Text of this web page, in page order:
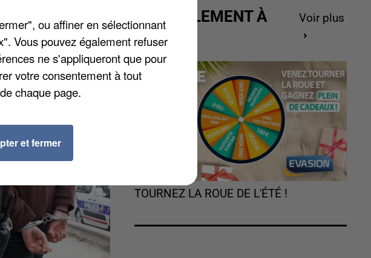
Sèvres (Hauts-de-
la dernière fois
à témoin ces
décès, et le corps
en mesure de
ACTUELLEMENT À
GAGNER
Voir plus
TOURNEZ LA ROUE DE L'ÉTÉ !
ou affiner en sélectionnant
Vous pouvez également refuser
ne s'appliqueront que pour
votre consentement à tout
chaque page.
et fermer